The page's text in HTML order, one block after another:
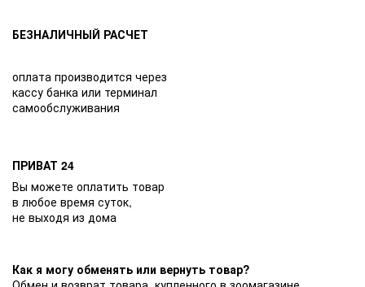
БЕЗНАЛИЧНЫЙ РАСЧЕТ
оплата производится через
кассу банка или терминал
самообслуживания
ПРИВАТ 24
Вы можете оплатить товар
в любое время суток,
не выходя из дома
Как я могу обменять или вернуть товар?